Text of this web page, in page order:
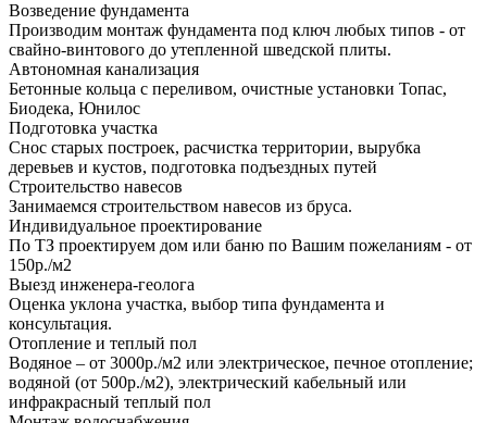
Возведение фундамента
Производим монтаж фундамента под ключ любых типов - от
свайно-винтового до утепленной шведской плиты.
Автономная канализация
Бетонные кольца с переливом, очистные установки Топас,
Биодека, Юнилос
Подготовка участка
Снос старых построек, расчистка территории, вырубка
деревьев и кустов, подготовка подъездных путей
Строительство навесов
Занимаемся строительством навесов из бруса.
Индивидуальное проектирование
По ТЗ проектируем дом или баню по Вашим пожеланиям - от
150р./м2
Выезд инженера-геолога
Оценка уклона участка, выбор типа фундамента и
консультация.
Отопление и теплый пол
Водяное – от 3000р./м2 или электрическое, печное отопление;
водяной (от 500р./м2), электрический кабельный или
инфракрасный теплый пол